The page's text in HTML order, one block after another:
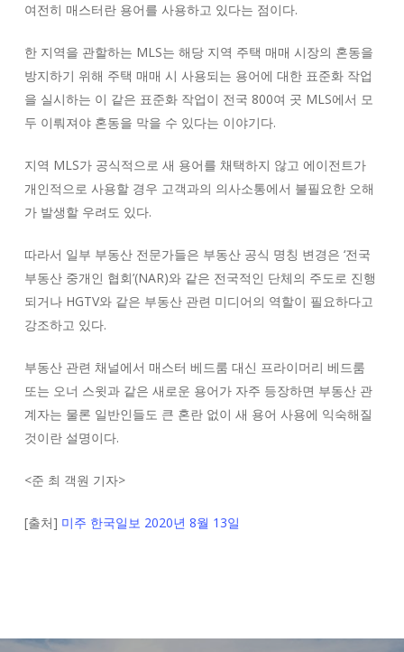
여전히 매스터란 용어를 사용하고 있다는 점이다.
한 지역을 관할하는 MLS는 해당 지역 주택 매매 시장의 혼동을
방지하기 위해 주택 매매 시 사용되는 용어에 대한 표준화 작업
을 실시하는 이 같은 표준화 작업이 전국 800여 곳 MLS에서 모
두 이뤄져야 혼동을 막을 수 있다는 이야기다.
지역 MLS가 공식적으로 새 용어를 채택하지 않고 에이전트가
개인적으로 사용할 경우 고객과의 의사소통에서 불필요한 오해
가 발생할 우려도 있다.
따라서 일부 부동산 전문가들은 부동산 공식 명칭 변경은 ‘전국
부동산 중개인 협회’(NAR)와 같은 전국적인 단체의 주도로 진행
되거나 HGTV와 같은 부동산 관련 미디어의 역할이 필요하다고
강조하고 있다.
부동산 관련 채널에서 매스터 베드룸 대신 프라이머리 베드룸
또는 오너 스윗과 같은 새로운 용어가 자주 등장하면 부동산 관
계자는 물론 일반인들도 큰 혼란 없이 새 용어 사용에 익숙해질
것이란 설명이다.
<준 최 객원 기자>
[출처] 미주 한국일보 2020년 8월 13일